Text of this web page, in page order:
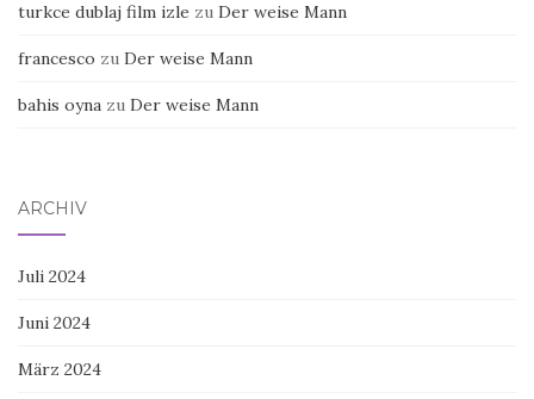
turkce dublaj film izle zu Der weise Mann
francesco zu Der weise Mann
bahis oyna zu Der weise Mann
ARCHIV
Juli 2024
Juni 2024
März 2024